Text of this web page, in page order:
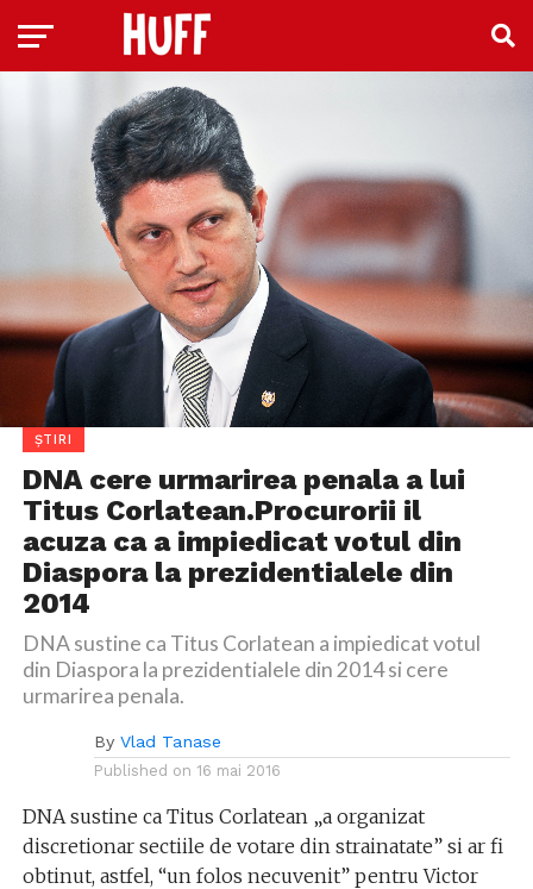
ȘTIRI
DNA cere urmarirea penala a lui
Titus Corlatean.Procurorii il
acuza ca a impiedicat votul din
Diaspora la prezidentialele din
2014
DNA sustine ca Titus Corlatean a impiedicat votul
din Diaspora la prezidentialele din 2014 si cere
urmarirea penala.
By Vlad Tanase
Published on 16 mai 2016
DNA sustine ca Titus Corlatean „a organizat
discretionar sectiile de votare din strainatate” si ar fi
obtinut, astfel, “un folos necuvenit” pentru Victor